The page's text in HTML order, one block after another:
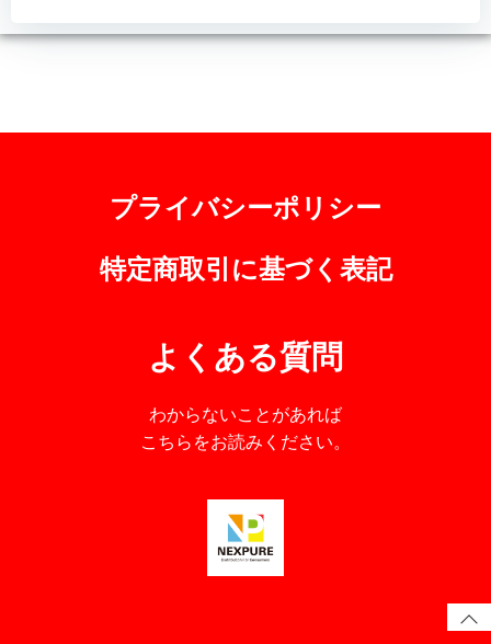
プライバシーポリシー
特定商取引に基づく表記
よくある質問
わからないことがあれば
こちらをお読みください。